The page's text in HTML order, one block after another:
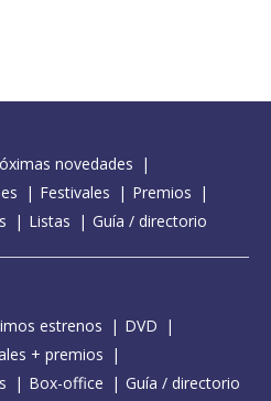
novedades
Festivales
Premios
Listas Guía / directorio
estrenos
DVD
+ premios
Box-office Guía / directorio